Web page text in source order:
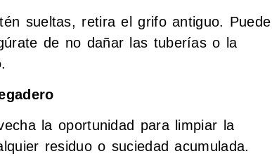
sueltas, retira el grifo antiguo. Puede
de no dañar las tuberías o la
la oportunidad para limpiar la
residuo o suciedad acumulada.